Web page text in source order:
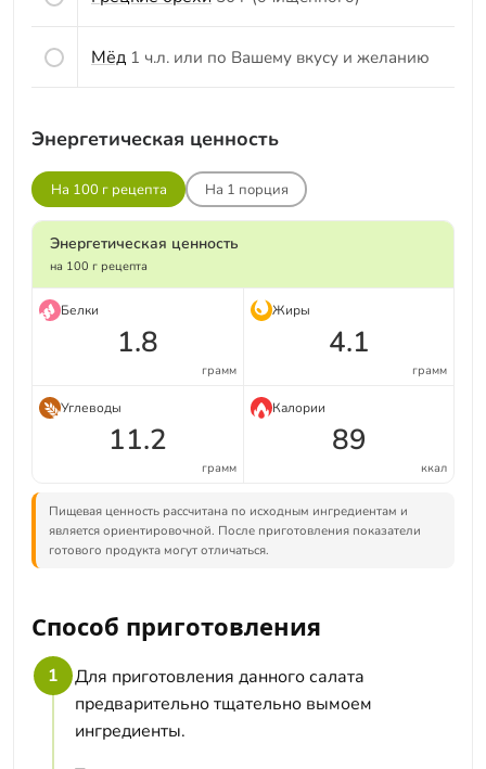
Мёд 1 ч.л. или по Вашему вкусу и желанию
Энергетическая ценность
На 100 г рецепта На 1 порция
Энергетическая ценность
на 100 г рецепта
Белки
1.8
грамм
Жиры
4.1
грамм
Углеводы
11.2
грамм
Калории
89
ккал
Пищевая ценность рассчитана по исходным ингредиентам и
является ориентировочной. После приготовления показатели
готового продукта могут отличаться.
Способ приготовления
1
Для приготовления данного салата
предварительно тщательно вымоем
ингредиенты.